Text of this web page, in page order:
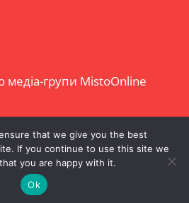
медіа-групи MistoOnline
матеріалу
можна з гіперпосиланням.
that we give you the best
If you continue to use this site we
you are happy with it.
Ok